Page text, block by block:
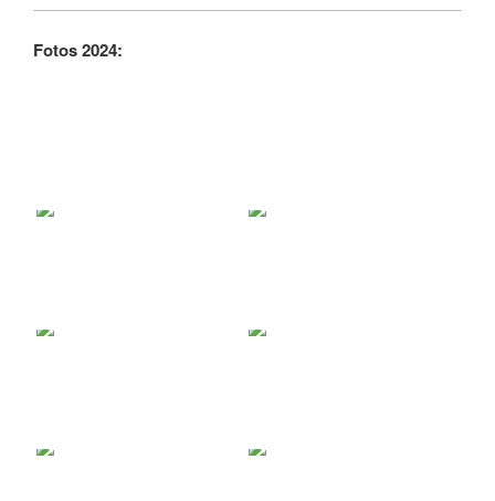
Fotos 2024: